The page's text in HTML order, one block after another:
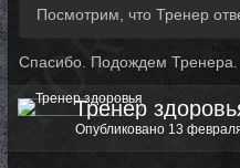
Посмотрим, что Тренер
Спасибо. Подождем Тренера.
Тренер
Опубликовано 13